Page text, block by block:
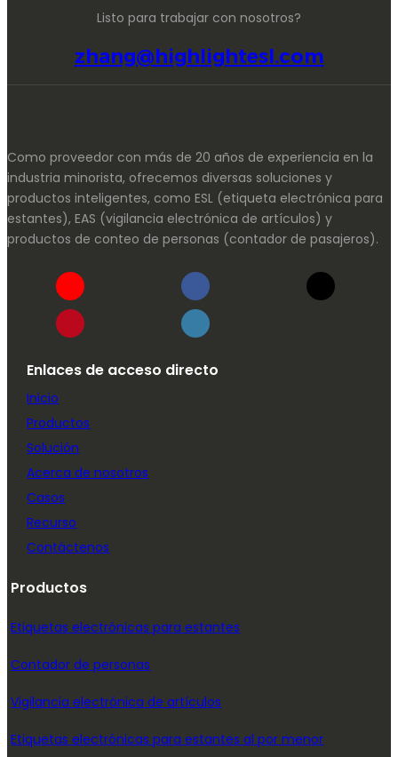
Listo para trabajar con nosotros?
zhang@highlightesl.com
Como proveedor con más de 20 años de experiencia en la
industria minorista, ofrecemos diversas soluciones y
productos inteligentes, como ESL (etiqueta electrónica para
estantes), EAS (vigilancia electrónica de artículos) y
productos de conteo de personas (contador de pasajeros).
Enlaces de acceso directo
Inicio
Productos
Solución
Acerca de nosotros
Casos
Recurso
Contáctenos
Productos
Etiquetas electrónicas para estantes
Contador de personas
Vigilancia electrónica de artículos
Etiquetas electrónicas para estantes al por menor